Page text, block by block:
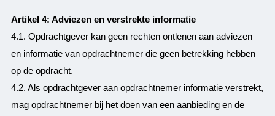
Artikel 4: Adviezen en verstrekte informatie
4.1. Opdrachtgever kan geen rechten ontlenen aan adviezen
en informatie van opdrachtnemer die geen betrekking hebben
op de opdracht.
4.2. Als opdrachtgever aan opdrachtnemer informatie verstrekt,
mag opdrachtnemer bij het doen van een aanbieding en de